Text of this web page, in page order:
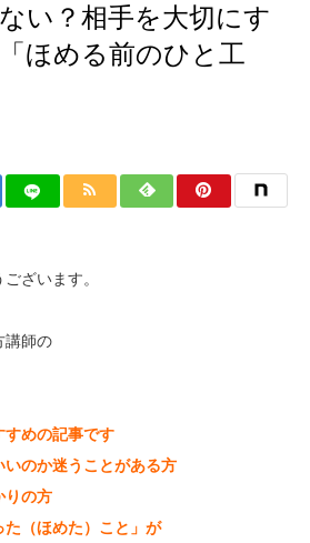
い？相手を大切にす
ほめる前のひと工
ざいます。
講師の
すめの記事です
いのか迷うことがある方
りの方
た（ほめた）こと」が